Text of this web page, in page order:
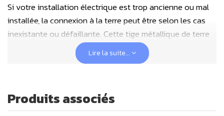
Si votre installation électrique est trop ancienne ou mal
installée, la connexion à la terre peut être selon les cas
inexistante ou défaillante. Cette tige métallique de terre
peut vous permettre de créer votre propre prise de terre
pour earthing chez vous dans votre jardin, en zone de
Earthing au cordon.
Lire la suite...
Produits associés